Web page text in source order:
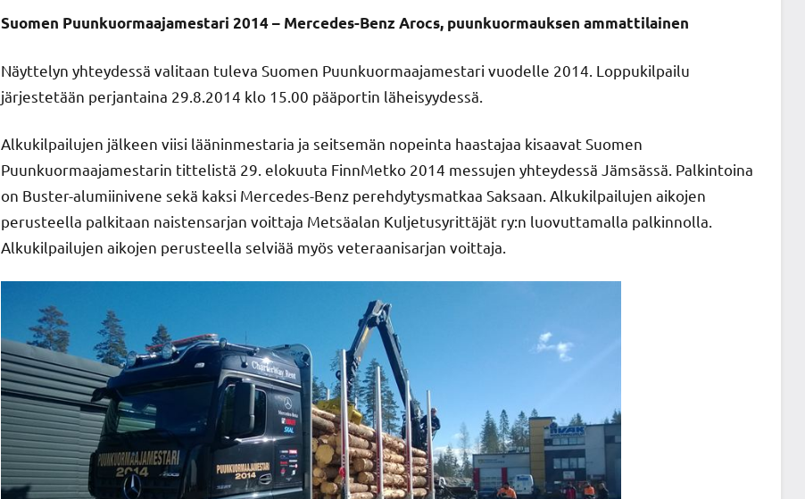
Suomen Puunkuormaajamestari 2014 – Mercedes-Benz Arocs, puunkuormauksen ammattilainen
Näyttelyn yhteydessä valitaan tuleva Suomen Puunkuormaajamestari vuodelle 2014. Loppukilpailu
järjestetään perjantaina 29.8.2014 klo 15.00 pääportin läheisyydessä.
Alkukilpailujen jälkeen viisi lääninmestaria ja seitsemän nopeinta haastajaa kisaavat Suomen
Puunkuormaajamestarin tittelistä 29. elokuuta FinnMetko 2014 messujen yhteydessä Jämsässä. Palkintoina
on Buster-alumiinivene sekä kaksi Mercedes-Benz perehdytysmatkaa Saksaan. Alkukilpailujen aikojen
perusteella palkitaan naistensarjan voittaja Metsäalan Kuljetusyrittäjät ry:n luovuttamalla palkinnolla.
Alkukilpailujen aikojen perusteella selviää myös veteraanisarjan voittaja.